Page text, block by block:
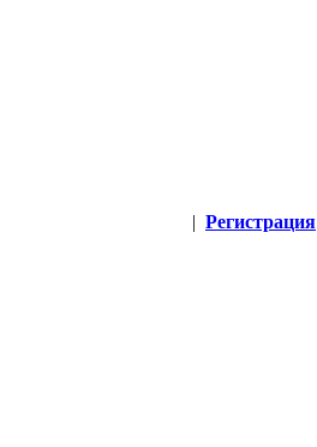
| Регистрация